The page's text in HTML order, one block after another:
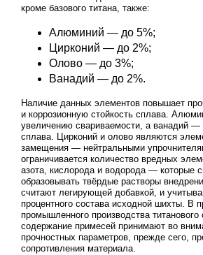
кроме базового титана, также:
Алюминий — до 5%;
Цирконий — до 2%;
Олово — до 3%;
Ванадий — до 2%.
Наличие данных элементов повышает
и коррозионную стойкость сплава.
увеличению свариваемости, а ванадий —
сплава. Цирконий и олово являются
замещения — нейтральными
ограничивается количество вредных
азота, кислорода и водорода — которые
образовывать твёрдые растворы
считают легирующей добавкой, и
процентного состава исходной шихты. В
промышленного производства
содержание примесей принимают во
прочностных параметров, прежде сего,
сопротивления материала.